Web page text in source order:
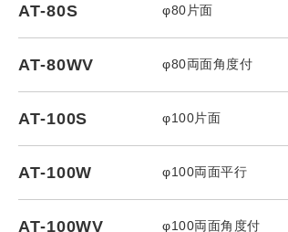
AT-80S φ80片面
AT-80WV φ80両面角度付
AT-100S φ100片面
AT-100W φ100両面平行
AT-100WV φ100両面角度付